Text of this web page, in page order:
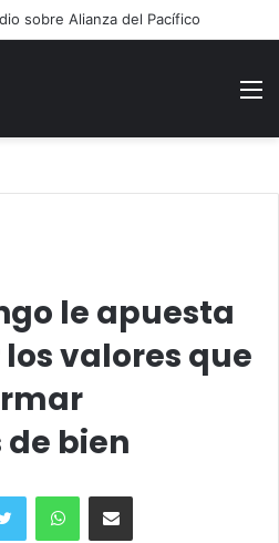
le apuesta
valores que
bien
Twitter WhatsAppShare via Email